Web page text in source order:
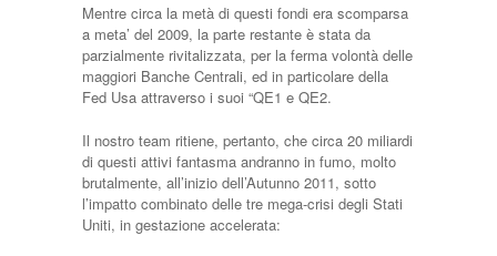
Mentre circa la metà di questi fondi era scomparsa
a meta’ del 2009, la parte restante è stata da
parzialmente rivitalizzata, per la ferma volontà delle
maggiori Banche Centrali, ed in particolare della
Fed Usa attraverso i suoi “QE1 e QE2.
Il nostro team ritiene, pertanto, che circa 20 miliardi
di questi attivi fantasma andranno in fumo, molto
brutalmente, all’inizio dell’Autunno 2011, sotto
l’impatto combinato delle tre mega-crisi degli Stati
Uniti, in gestazione accelerata: